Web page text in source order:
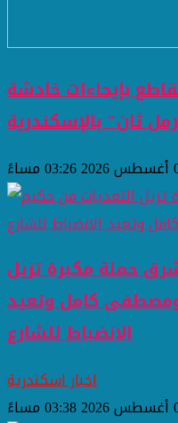
بإيحاءات خادشة
ثان" بالإسكندرية
حملة مكبرة تزيل
كامل وتعيد
الانضباط للشارع
اخبار اسكندرية